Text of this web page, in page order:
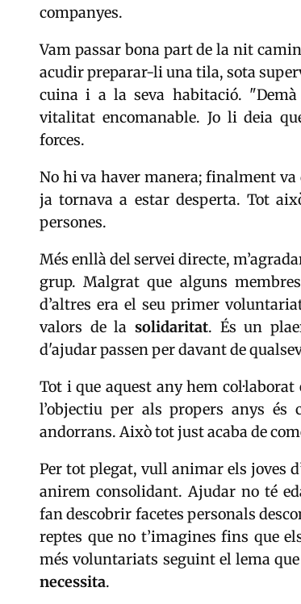
companyes.
Vam passar bona part de la nit
acudir preparar-li una tila, sota
cuina i a la seva habitació.
vitalitat encomanable. Jo li deia
forces.
No hi va haver manera; finalment
ja tornava a estar desperta. Tot
persones.
Més enllà del servei directe,
grup. Malgrat que alguns
d’altres era el seu primer
valors de lasolidaritat. És un
d'ajudar passen per davant de
Tot i que aquest any hem
l’objectiu per als propers anys és
andorrans. Això tot just acaba de
Per tot plegat, vull animar els joves
anirem consolidant. Ajudar no té
fan descobrir facetes personals
reptes que no t’imagines fins que
més voluntariats seguint el lema
necessita.